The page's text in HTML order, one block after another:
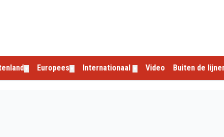
Europees Internationaal Video Buiten de